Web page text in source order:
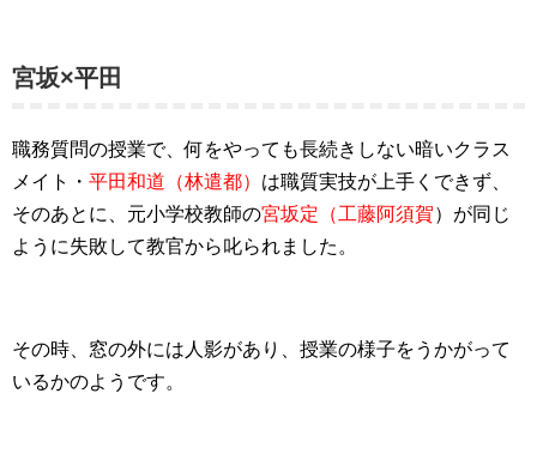
宮坂×平田
職務質問の授業で、何をやっても長続きしない暗いクラス
メイト・ 平田和道（林遣都） は職質実技が上手くできず、
そのあとに、 元小学校教師の宮坂定（工藤阿須賀）が同じ
ように失敗して教官から叱られました。
その時、窓の外には人影があり、授業の様子をうかがって
いるかのようです。